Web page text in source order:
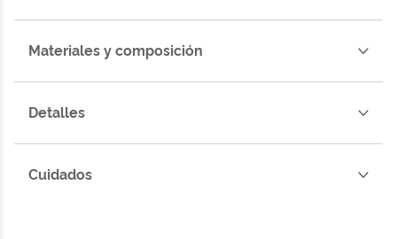
Materiales y composición
Detalles
Cuidados